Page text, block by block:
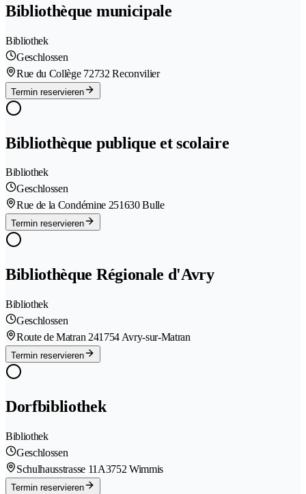
Bibliothèque municipale
Bibliothek
Geschlossen
Rue du Collège 72732 Reconvilier
Termin reservieren
Bibliothèque publique et scolaire
Bibliothek
Geschlossen
Rue de la Condémine 251630 Bulle
Termin reservieren
Bibliothèque Régionale d'Avry
Bibliothek
Geschlossen
Route de Matran 241754 Avry-sur-Matran
Termin reservieren
Dorfbibliothek
Bibliothek
Geschlossen
Schulhausstrasse 11A3752 Wimmis
Termin reservieren